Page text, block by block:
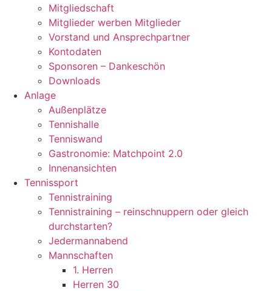
Mitgliedschaft
Mitglieder werben Mitglieder
Vorstand und Ansprechpartner
Kontodaten
Sponsoren – Dankeschön
Downloads
Anlage
Außenplätze
Tennishalle
Tenniswand
Gastronomie: Matchpoint 2.0
Innenansichten
Tennissport
Tennistraining
Tennistraining – reinschnuppern oder gleich
durchstarten?
Jedermannabend
Mannschaften
1. Herren
Herren 30